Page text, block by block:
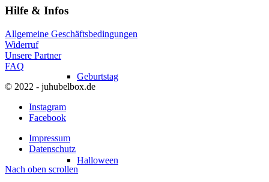
Geburtstag
Halloween
Hilfe & Infos
Allgemeine Geschäftsbedingungen
Widerruf
Unsere Partner
FAQ
© 2022 - juhubelbox.de
Instagram
Facebook
Impressum
Datenschutz
Nach oben scrollen